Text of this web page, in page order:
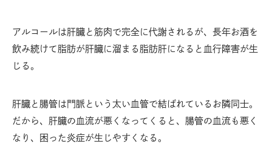
アルコールは肝臓と筋肉で完全に代謝されるが、長年お酒を
飲み続けて脂肪が肝臓に溜まる脂肪肝になると血行障害が生
じる。
肝臓と腸管は門脈という太い血管で結ばれているお隣同士。
だから、肝臓の血流が悪くなってくると、腸管の血流も悪く
なり、困った炎症が生じやすくなる。